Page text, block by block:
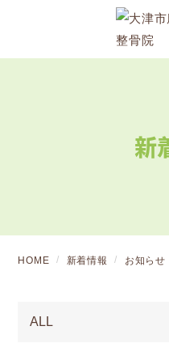
新
HOME 新着情報 お知らせ